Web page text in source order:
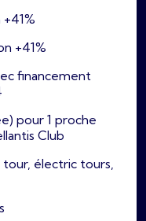
+41%
financement
pour 1 proche
Club
électric tours,